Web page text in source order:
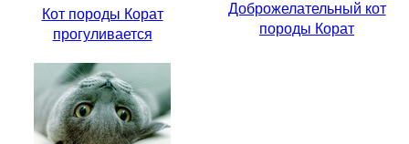
Кот породы Корат
прогуливается
Доброжелательный кот
породы Корат